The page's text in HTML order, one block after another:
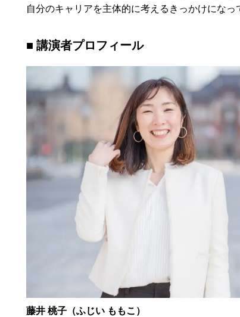
自分のキャリアを主体的に考えるきっかけになっ
■ 講演者プロフィール
藤井 桃子（ふじい ももこ）